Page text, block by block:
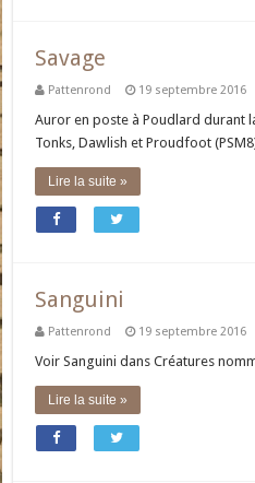
Savage
Pattenrond 19 septembre 2016
Auror en poste à Poudlard durant
Tonks, Dawlish et Proudfoot
Lire la suite »
Sanguini
Pattenrond 19 septembre 2016
Voir Sanguini dans Créatures
Lire la suite »